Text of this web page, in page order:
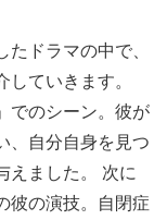
ドラマの中で、
ていきます。
でのシーン。彼が
、自分自身を見つ
えました。 次に
彼の演技。自閉症